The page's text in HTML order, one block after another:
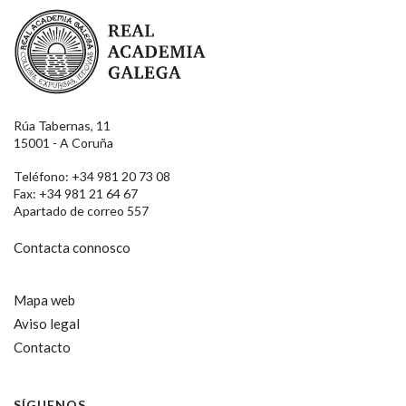
Real Academia Galega
Rúa Tabernas, 11
15001 - A Coruña
Teléfono: +34 981 20 73 08
Fax: +34 981 21 64 67
Apartado de correo 557
Contacta connosco
Mapa web
Aviso legal
Contacto